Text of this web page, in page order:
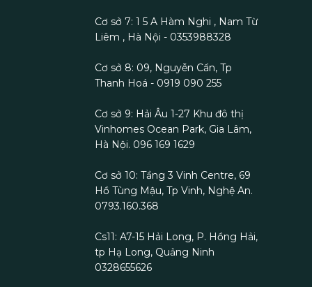
Cơ sở 7: 1 5 A Hàm Nghi , Nam Từ
Liêm , Hà Nội - 0353988328
Cơ sở 8: 09, Nguyễn Cẩn, Tp
Thanh Hoá - 0919 090 255
Cơ sở 9: Hải Âu 1-27 Khu đô thị
Vinhomes Ocean Park, Gia Lâm,
Hà Nội. 096 169 1629
Cơ sở 10: Tầng 3 Vinh Centre, 69
Hồ Tùng Mậu, Tp Vinh, Nghệ An.
0793.160.368
Cs11: A7-15 Hải Long, P. Hồng Hải,
tp Hạ Long, Quảng Ninh
0328655626